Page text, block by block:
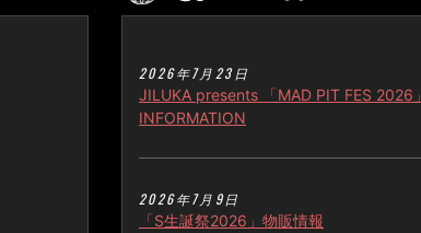
2026年7月23日
JILUKA presents 「MAD PIT FES 2026」
INFORMATION
2026年7月9日
「S生誕祭2026」物販情報